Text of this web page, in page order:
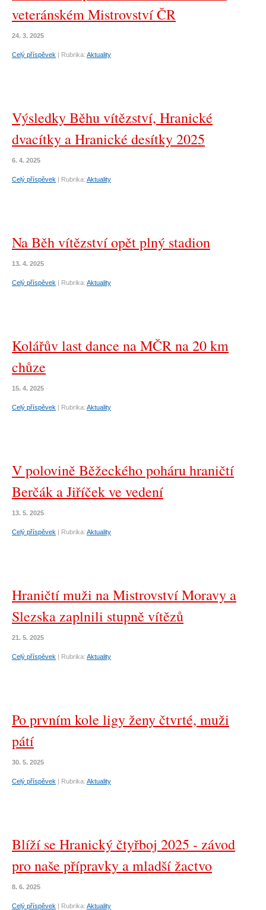
veteránském Mistrovství ČR
24. 3. 2025
Celý příspěvek | Rubrika: Aktuality
Výsledky Běhu vítězství, Hranické
dvacítky a Hranické desítky 2025
6. 4. 2025
Celý příspěvek | Rubrika: Aktuality
Na Běh vítězství opět plný stadion
13. 4. 2025
Celý příspěvek | Rubrika: Aktuality
Kolářův last dance na MČR na 20 km
chůze
15. 4. 2025
Celý příspěvek | Rubrika: Aktuality
V polovině Běžeckého poháru hraničtí
Berčák a Jiříček ve vedení
13. 5. 2025
Celý příspěvek | Rubrika: Aktuality
Hraničtí muži na Mistrovství Moravy a
Slezska zaplnili stupně vítězů
21. 5. 2025
Celý příspěvek | Rubrika: Aktuality
Po prvním kole ligy ženy čtvrté, muži
pátí
30. 5. 2025
Celý příspěvek | Rubrika: Aktuality
Blíží se Hranický čtyřboj 2025 - závod
pro naše přípravky a mladší žactvo
8. 6. 2025
Celý příspěvek | Rubrika: Aktuality